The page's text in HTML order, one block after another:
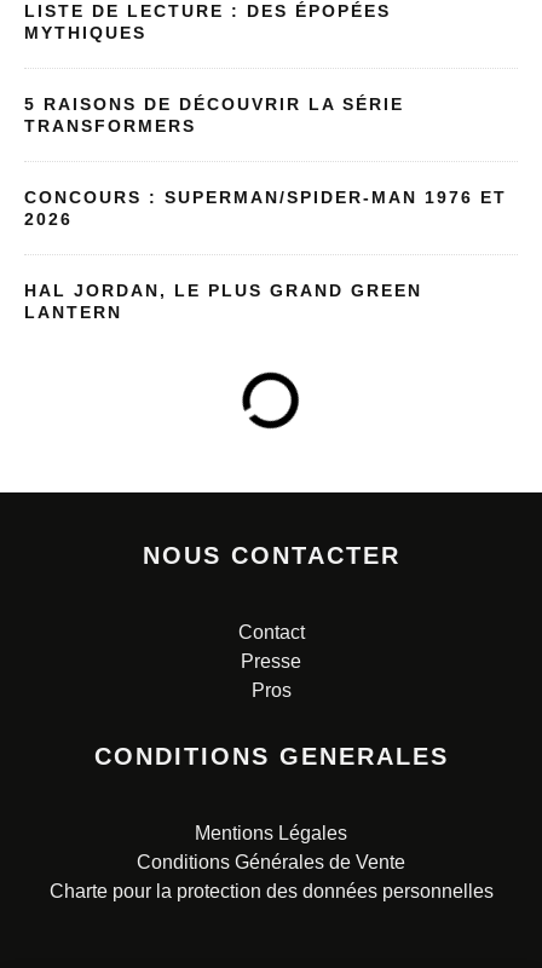
LISTE DE LECTURE : DES ÉPOPÉES
MYTHIQUES
5 RAISONS DE DÉCOUVRIR LA SÉRIE
TRANSFORMERS
CONCOURS : SUPERMAN/SPIDER-MAN 1976 ET
2026
HAL JORDAN, LE PLUS GRAND GREEN
LANTERN
NOUS CONTACTER
Contact
Presse
Pros
CONDITIONS GENERALES
Mentions Légales
Conditions Générales de Vente
Charte pour la protection des données personnelles